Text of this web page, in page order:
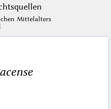
Mittelalters